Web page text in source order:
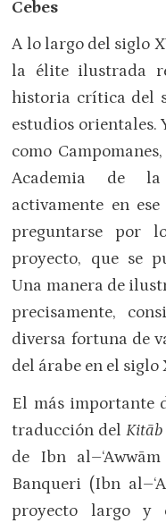
Cebes
A lo largo del siglo
la élite ilustrada
historia crítica del
estudios orientales.
como
Academia de
activamente en
preguntarse por
proyecto, que se
Una manera de
precisamente,
diversa fortuna de
del árabe en el siglo
El más importante
traducción del
de Ibn
Banqueri (Ibn
proyecto largo y